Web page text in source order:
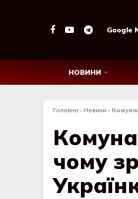
Google
НОВИНИ
Головна » Новини »
чому